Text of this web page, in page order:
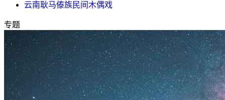
云南耿马傣族民间木偶戏
专题